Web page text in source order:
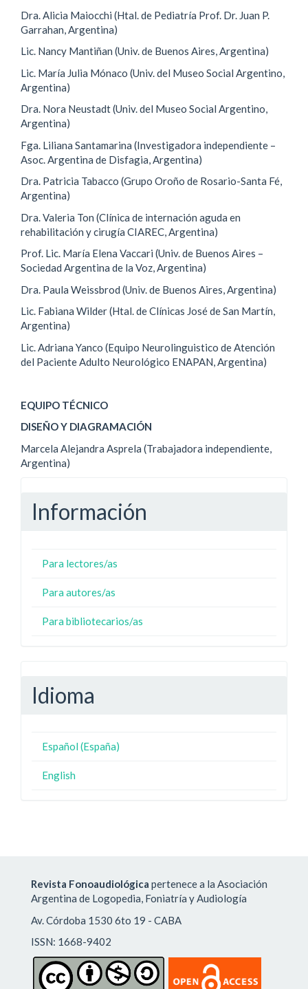
Dra. Alicia Maiocchi (Htal. de Pediatría Prof. Dr. Juan P.
Garrahan, Argentina)
Lic. Nancy Mantiñan (Univ. de Buenos Aires, Argentina)
Lic. María Julia Mónaco (Univ. del Museo Social Argentino,
Argentina)
Dra. Nora Neustadt (Univ. del Museo Social Argentino,
Argentina)
Fga. Liliana Santamarina (Investigadora independiente –
Asoc. Argentina de Disfagia, Argentina)
Dra. Patricia Tabacco (Grupo Oroño de Rosario-Santa Fé,
Argentina)
Dra. Valeria Ton (Clínica de internación aguda en
rehabilitación y cirugía CIAREC, Argentina)
Prof. Lic. María Elena Vaccari (Univ. de Buenos Aires –
Sociedad Argentina de la Voz, Argentina)
Dra. Paula Weissbrod (Univ. de Buenos Aires, Argentina)
Lic. Fabiana Wilder (Htal. de Clínicas José de San Martín,
Argentina)
Lic. Adriana Yanco (Equipo Neurolinguistico de Atención
del Paciente Adulto Neurológico ENAPAN, Argentina)
EQUIPO TÉCNICO
DISEÑO Y DIAGRAMACIÓN
Marcela Alejandra Asprela (Trabajadora independiente,
Argentina)
Información
Para lectores/as
Para autores/as
Para bibliotecarios/as
Idioma
Español (España)
English
Revista Fonoaudiológica pertenece a la Asociación
Argentina de Logopedia, Foniatría y Audiología
Av. Córdoba 1530 6to 19 - CABA
ISSN: 1668-9402